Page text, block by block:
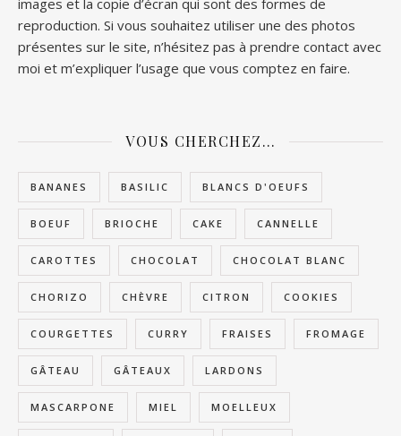
images et la copie d’écran qui sont des formes de
reproduction. Si vous souhaitez utiliser une des photos
présentes sur le site, n’hésitez pas à prendre contact avec
moi et m’expliquer l’usage que vous comptez en faire.
VOUS CHERCHEZ…
BANANES BASILIC BLANCS D'OEUFS
BOEUF BRIOCHE CAKE CANNELLE
CAROTTES CHOCOLAT CHOCOLAT BLANC
CHORIZO CHÈVRE CITRON COOKIES
COURGETTES CURRY FRAISES FROMAGE
GÂTEAU GÂTEAUX LARDONS
MASCARPONE MIEL MOELLEUX